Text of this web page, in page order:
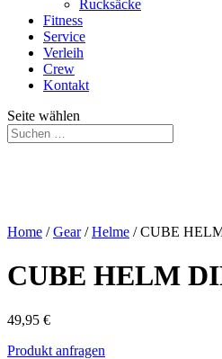
Rucksäcke
Fitness
Service
Verleih
Crew
Kontakt
Seite wählen
Home /Gear/Helme / CUBE
CUBE HELM
49,95 €
Produkt anfragen